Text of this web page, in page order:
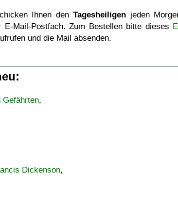
Ihnen denTagesheiligen jeden
E-Mail-Postfach. Zum Bestellen bitte dieses
und die Mail absenden.
Gefährten,
Dickenson,